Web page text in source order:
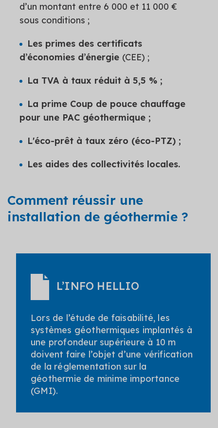
d’un montant entre 6 000 et 11 000 €
sous conditions ;
Les primes des certificats
d’économies d’énergie (CEE) ;
La TVA à taux réduit à 5,5 % ;
La prime Coup de pouce chauffage
pour une PAC géothermique ;
L'éco-prêt à taux zéro (éco-PTZ) ;
Les aides des collectivités locales.
Comment réussir une
installation de géothermie ?
L’INFO HELLIO
Lors de l’étude de faisabilité, les
systèmes géothermiques implantés à
une profondeur supérieure à 10 m
doivent faire l’objet d’une vérification
de la réglementation sur la
géothermie de minime importance
(GMI).